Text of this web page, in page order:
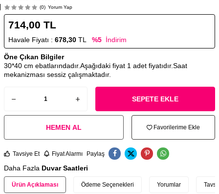
(0) Yorum Yap
714,00 TL
Havale Fiyatı : 678,30 TL %5 İndirim
Öne Çıkan Bilgiler
30*40 cm ebatlarındadır.Aşağıdaki fiyat 1 adet fiyatıdır.Saat
mekanizması sessiz çalışmaktadır.
SEPETE EKLE
HEMEN AL Favorilerime Ekle
Tavsiye Et Fiyat Alarmı Paylaş
Daha Fazla Duvar Saatleri
Ürün Açıklaması Ödeme Seçenekleri Yorumlar